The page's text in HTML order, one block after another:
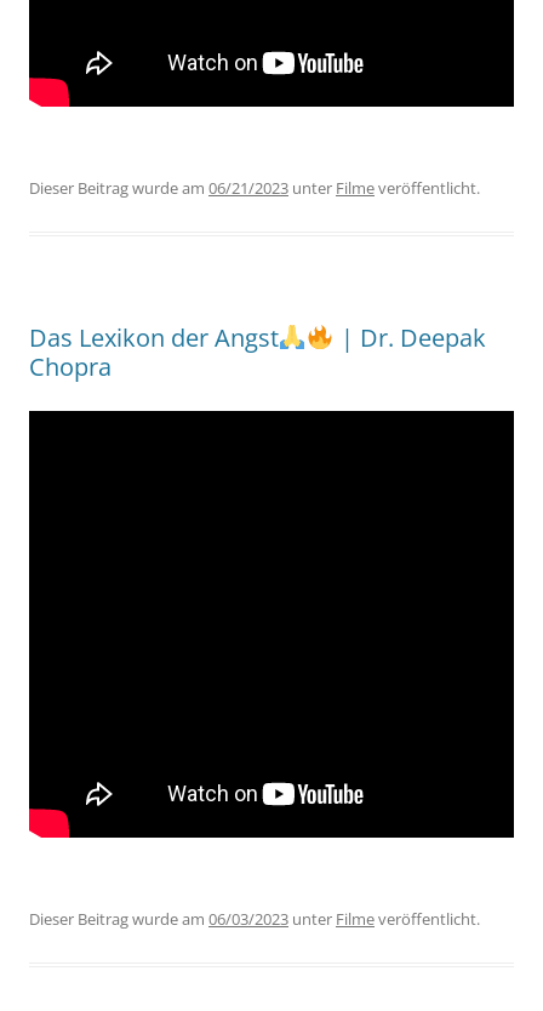
Dieser Beitrag wurde am 06/21/2023 unter Filmeveröffentlicht.
Das Lexikon der Angst
| Dr. Deepak
Chopra
Dieser Beitrag wurde am 06/03/2023 unter Filmeveröffentlicht.